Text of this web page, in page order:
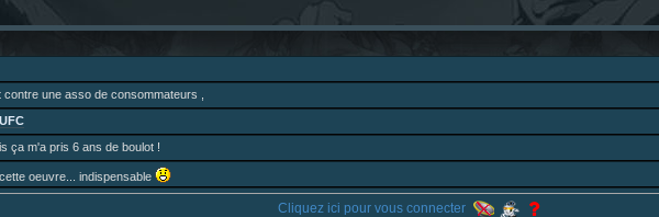
une asso de consommateurs ,
ça m'a pris 6 ans de boulot !
oeuvre... indispensable
Cliquez ici pour vous connecter